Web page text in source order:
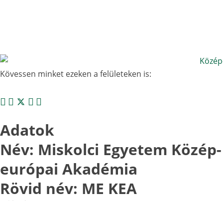
Kövessen minket ezeken a felületeken is:
Adatok
Név: Miskolci Egyetem Közép-
európai Akadémia
Rövid név: ME KEA